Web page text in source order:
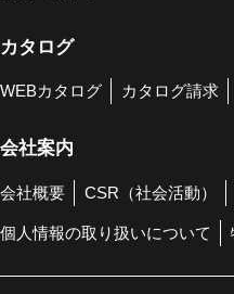
カタログ
WEBカタログ カタログ請求
会社案内
会社概要 CSR（社会活動）
個人情報の取り扱いについて